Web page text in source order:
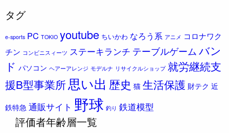
タグ
e-sports PC TOKIO youtube ちいかわ なろう系 アニメ コロナワク
チン コンビニスィーツ ステーキランチ テーブルゲーム バン
ド パソコン ヘアーアレンジ モデルナ リサイクルショップ 就労継続支
援B型事業所思い出 歴史 猫 生活保護 財テク 近
鉄特急 通販サイト 野球 釣り 鉄道模型
評価者年齢層一覧